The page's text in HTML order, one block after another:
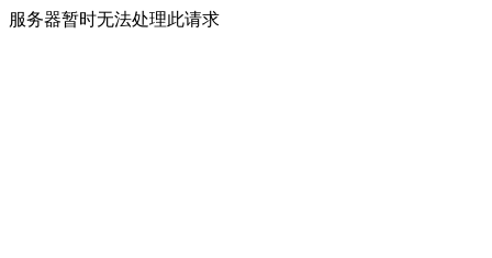
服务器暂时无法处理此请求